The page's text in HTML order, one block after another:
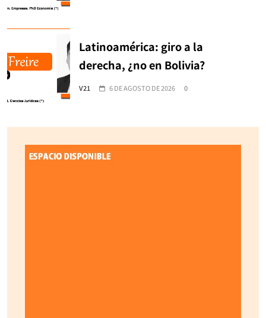
Latinoamérica: giro a la
derecha, ¿no en Bolivia?
V21 6 DE AGOSTO DE 2026 0